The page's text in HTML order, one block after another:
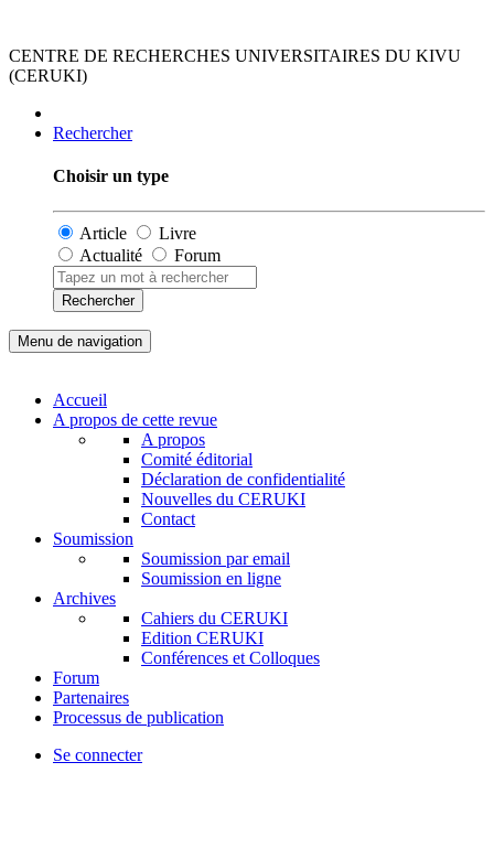
CENTRE DE RECHERCHES UNIVERSITAIRES DU KIVU
(CERUKI)
Rechercher
Choisir un type
Article
Livre
Actualité
Forum
Rechercher
Menu de navigation
Accueil
A propos de cette revue
A propos
Comité éditorial
Déclaration de confidentialité
Nouvelles du CERUKI
Contact
Soumission
Soumission par email
Soumission en ligne
Archives
Cahiers du CERUKI
Edition CERUKI
Conférences et Colloques
Forum
Partenaires
Processus de publication
Se connecter